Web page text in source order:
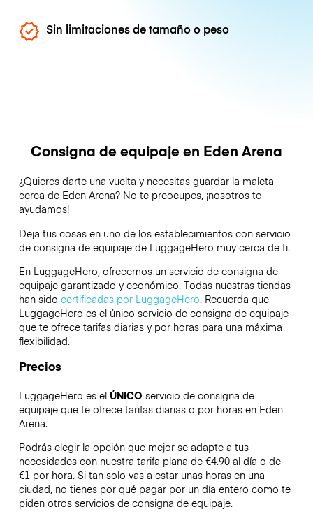
Sin limitaciones de tamaño o peso
Consigna de equipaje en Eden Arena
¿Quieres darte una vuelta y necesitas guardar la maleta
cerca de Eden Arena? No te preocupes, ¡nosotros te
ayudamos!
Deja tus cosas en uno de los establecimientos con servicio
de consigna de equipaje de LuggageHero muy cerca de ti.
En LuggageHero, ofrecemos un servicio de consigna de
equipaje garantizado y económico. Todas nuestras tiendas
han sido certificadas por LuggageHero. Recuerda que
LuggageHero es el único servicio de consigna de equipaje
que te ofrece tarifas diarias y por horas para una máxima
flexibilidad.
Precios
LuggageHero es el ÚNICO servicio de consigna de
equipaje que te ofrece tarifas diarias o por horas en Eden
Arena.
Podrás elegir la opción que mejor se adapte a tus
necesidades con nuestra tarifa plana de €4.90 al día o de
€1 por hora. Si tan solo vas a estar unas horas en una
ciudad, no tienes por qué pagar por un día entero como te
piden otros servicios de consigna de equipaje.